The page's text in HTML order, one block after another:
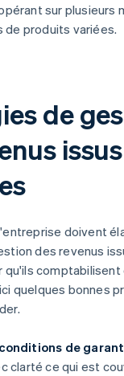
sur plusieurs
de produits variées.
de
doivent
des revenus
qu'ils
quelques bonnes
de
clarté ce qui est